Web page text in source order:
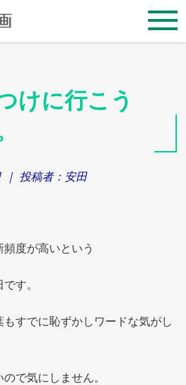
けに行こう
｜ 投稿者： 安田
度が高いという
す。
もすでに恥ずかしワードな気がし
で気にしません。